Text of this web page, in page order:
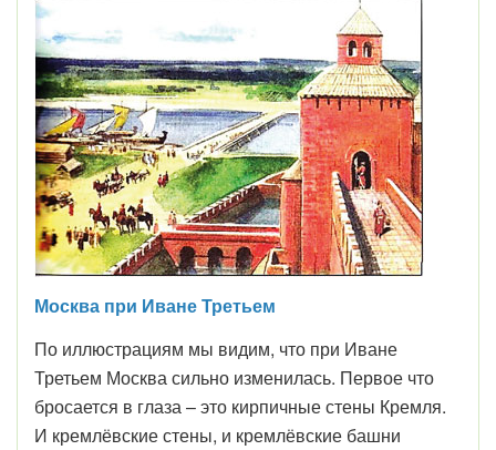
Москва при Иване Третьем
По иллюстрациям мы видим, что при Иване
Третьем Москва сильно изменилась. Первое что
бросается в глаза – это кирпичные стены Кремля.
И кремлёвские стены, и кремлёвские башни